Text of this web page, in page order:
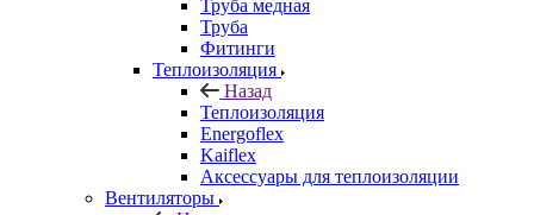
Труба медная
Труба
Фитинги
Теплоизоляция
Назад
Теплоизоляция
Energoflex
Kaiflex
Аксессуары для теплоизоляции
Вентиляторы